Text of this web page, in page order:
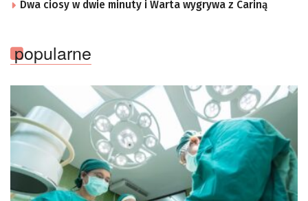
Dwa ciosy w dwie minuty i Warta wygrywa z Cariną
popularne